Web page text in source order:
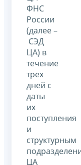
ФНС
России
(далее –
СЭД
ЦА) в
течение
трех
дней с
даты
их
поступления
и
структурным
ЦА